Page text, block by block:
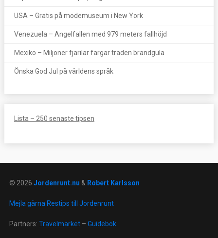
USA – Gratis på modemuseum i New York
Venezuela – Angelfallen med 979 meters fallhöjd
Mexiko – Miljoner fjärilar färgar träden brandgula
Önska God Jul på världens språk
Lista – 250 senaste tipsen
© 2026 Jordenrunt.nu & Robert Karlsson
Mejla gärna Restips till Jordenrunt
Partners: Travelmarket– Guidebok